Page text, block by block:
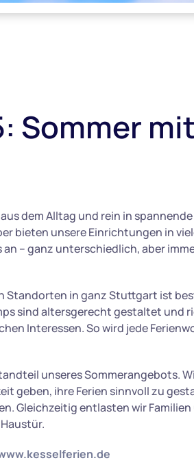
Sommer mit
dem Alltag und rein in spannende
bieten unsere Einrichtungen in
– ganz unterschiedlich, aber
Standorten in ganz Stuttgart ist
sind altersgerecht gestaltet und
Interessen. So wird jede
unseres Sommerangebots.
geben, ihre Ferien sinnvoll zu
Gleichzeitig entlasten wir Familien